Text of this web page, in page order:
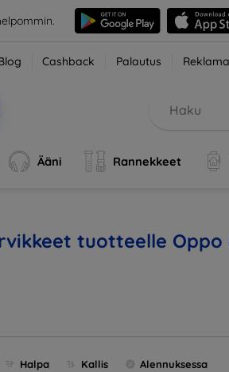
Cashback Palautus
Ääni Rannekkeet
tuotteelle Oppo
Halpa Kallis Alennuksessa